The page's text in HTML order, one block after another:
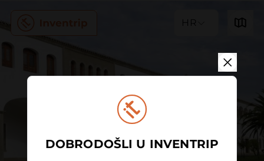
HR
DOBRODOŠLI U INVENTRIP